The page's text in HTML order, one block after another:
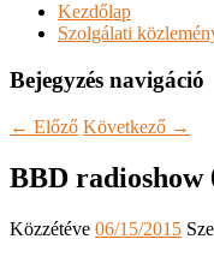
Kezdőlap
Szolgálati
Bejegyzés navigáció
← Előző Következő →
BBD radioshow
Közzétéve 06/15/2015